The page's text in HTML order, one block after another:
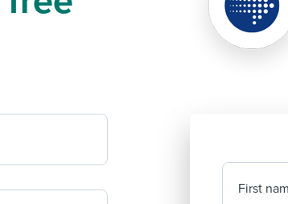
First